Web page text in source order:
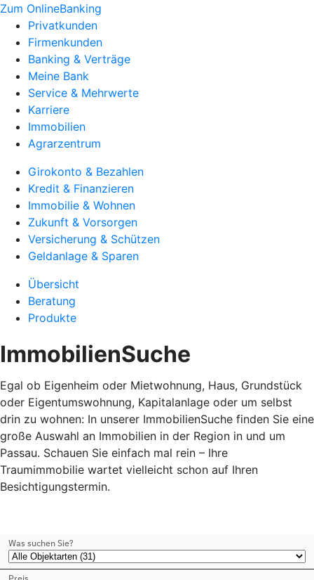
Zum OnlineBanking
Privatkunden
Firmenkunden
Banking & Verträge
Meine Bank
Service & Mehrwerte
Karriere
Immobilien
Agrarzentrum
Girokonto & Bezahlen
Kredit & Finanzieren
Immobilie & Wohnen
Zukunft & Vorsorgen
Versicherung & Schützen
Geldanlage & Sparen
Übersicht
Beratung
Produkte
ImmobilienSuche
Egal ob Eigenheim oder Mietwohnung, Haus, Grundstück
oder Eigentumswohnung, Kapitalanlage oder um selbst
drin zu wohnen: In unserer ImmobilienSuche finden Sie eine
große Auswahl an Immobilien in der Region in und um
Passau. Schauen Sie einfach mal rein – Ihre
Traumimmobilie wartet vielleicht schon auf Ihren
Besichtigungstermin.